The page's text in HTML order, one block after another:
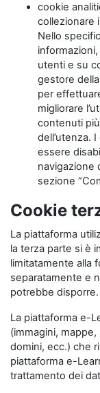
cookie
collezionare
Nello
utenti e su
gestore
per
migliorare
contenuti
dell’utenza.
essere
navigazione
sezione
Cookie
La piattaforma
la terza parte si è
limitatamente alla
separatamente e
potrebbe disporre.
La piattaforma e-
(immagini,
domini, ecc.) che
piattaforma e-
trattamento dei